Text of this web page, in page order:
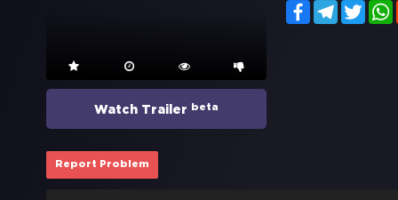
Watch Trailer beta
FacebookTelegram
Report Problem